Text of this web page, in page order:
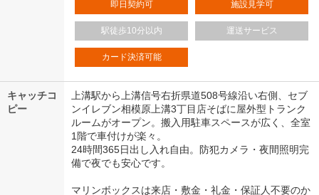
即日契約可 施設見学可
駅徒歩10分以内 運送サービス
カード決済可能
キャッチコ
ピー
上溝駅から上溝信号右折県道508号線沿い右側、セブ
ンイレブン相模原上溝3丁目店そばに屋外型トランク
ルームがオープン。搬入用駐車スペースが広く、全室
1階で車付けが楽々。
24時間365日出し入れ自由。防犯カメラ・夜間照明完
備で夜でも安心です。
マリンボックスは来店・敷金・礼金・保証人不要のか